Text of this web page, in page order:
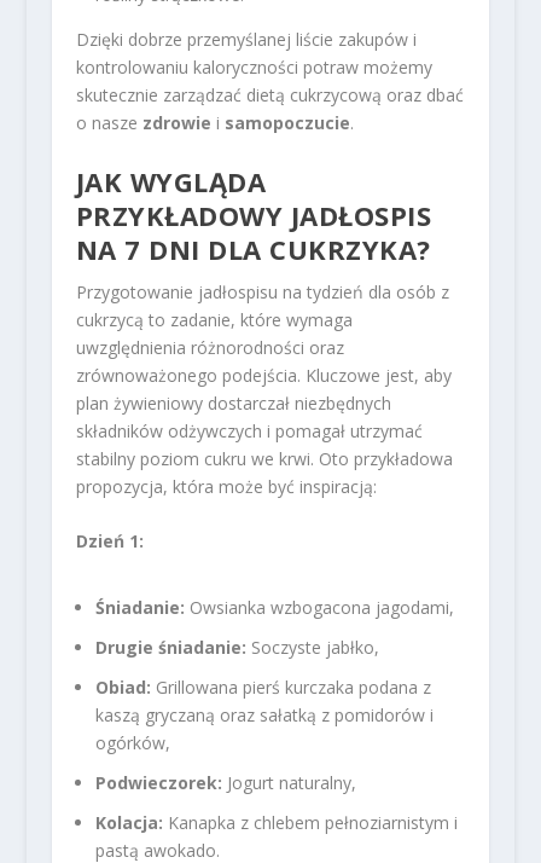
Dzięki dobrze przemyślanej liście zakupów i
kontrolowaniu kaloryczności potraw możemy
skutecznie zarządzać dietą cukrzycową oraz dbać
o nasze zdrowie i samopoczucie.
JAK WYGLĄDA
PRZYKŁADOWY JADŁOSPIS
NA 7 DNI DLA CUKRZYKA?
Przygotowanie jadłospisu na tydzień dla osób z
cukrzycą to zadanie, które wymaga
uwzględnienia różnorodności oraz
zrównoważonego podejścia. Kluczowe jest, aby
plan żywieniowy dostarczał niezbędnych
składników odżywczych i pomagał utrzymać
stabilny poziom cukru we krwi. Oto przykładowa
propozycja, która może być inspiracją:
Dzień 1:
Śniadanie: Owsianka wzbogacona jagodami,
Drugie śniadanie: Soczyste jabłko,
Obiad: Grillowana pierś kurczaka podana z
kaszą gryczaną oraz sałatką z pomidorów i
ogórków,
Podwieczorek: Jogurt naturalny,
Kolacja: Kanapka z chlebem pełnoziarnistym i
pastą awokado.